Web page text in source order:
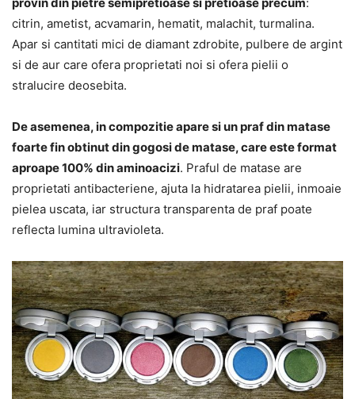
citrin, ametist, acvamarin, hematit, malachit, turmalina.
Apar si cantitati mici de diamant zdrobite, pulbere de argint
si de aur care ofera proprietati noi si ofera pielii o
stralucire deosebita.
De asemenea, in compozitie apare si un praf din matase
foarte fin obtinut din gogosi de matase, care este format
aproape 100% din aminoacizi. Praful de matase are
proprietati antibacteriene, ajuta la hidratarea pielii, inmoaie
pielea uscata, iar structura transparenta de praf poate
reflecta lumina ultravioleta.